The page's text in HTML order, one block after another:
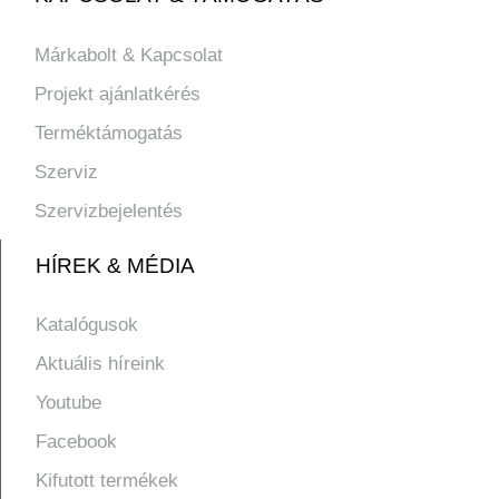
Márkabolt & Kapcsolat
Projekt ajánlatkérés
Terméktámogatás
Szerviz
Szervizbejelentés
HÍREK & MÉDIA
Katalógusok
Aktuális híreink
Youtube
Facebook
Kifutott termékek